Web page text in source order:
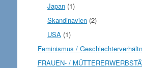
Japan (1)
Skandinavien (2)
USA (1)
Feminismus /
FRAUEN- /